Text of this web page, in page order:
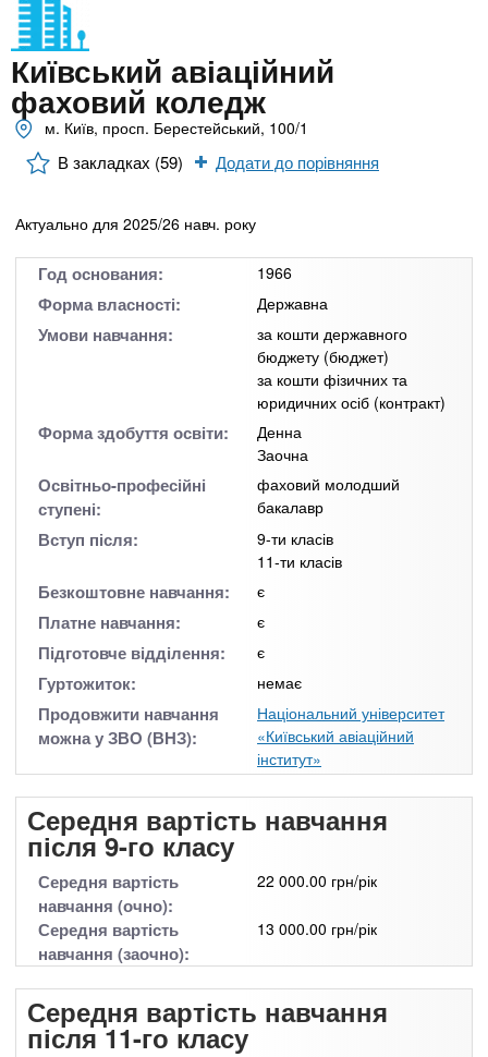
n
t
s
.
i
n
o
и
х
з
а
к
д
Онлайн курси
За кордоном
Київський авіаційний
фаховий коледж
м. Київ, просп. Берестейський, 100/1
В закладках (59) Додати до порівняння
Актуально для 2025/26 навч. року
Год основания: 1966
Форма власності: Державна
Умови навчання:
за кошти державного
бюджету (бюджет)
за кошти фізичних та
юридичних осіб (контракт)
Форма здобуття освіти:
Денна
Заочна
Освітньо-професійні
ступені:
фаховий молодший
бакалавр
Вступ після:
9-ти класів
11-ти класів
Безкоштовне навчання: є
Платне навчання: є
Підготовче відділення: є
Гуртожиток: немає
Продовжити навчання
можна у ЗВО (ВНЗ):
Національний університет
«Київський авіаційний
інститут»
Середня вартість навчання
після 9-го класу
Середня вартість
навчання (очно):
22 000.00 грн/рік
Середня вартість
навчання (заочно):
13 000.00 грн/рік
Середня вартість навчання
після 11-го класу